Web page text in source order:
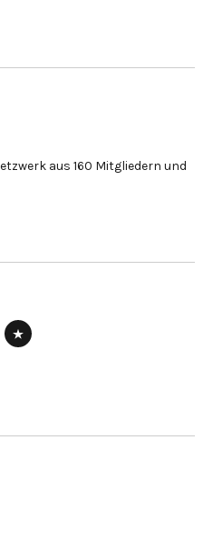
aus 160 Mitgliedern und